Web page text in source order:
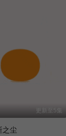
更新至5集
之尘